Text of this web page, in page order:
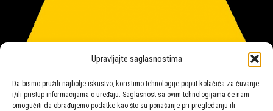
Upravljajte saglasnostima
Da bismo pružili najbolje iskustvo, koristimo tehnologije poput kolačića za čuvanje
i/ili pristup informacijama o uređaju. Saglasnost sa ovim tehnologijama će nam
omogućiti da obrađujemo podatke kao što su ponašanje pri pregledanju ili